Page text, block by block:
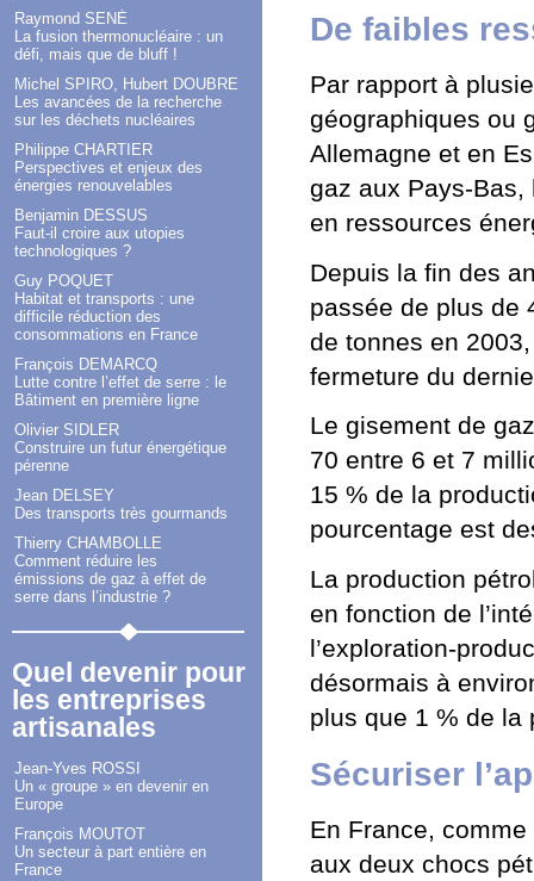
Raymond SENÉ
La fusion thermonucléaire : un
défi, mais que de bluff !
Michel SPIRO, Hubert DOUBRE
Les avancées de la recherche
sur les déchets nucléaires
Philippe CHARTIER
Perspectives et enjeux des
énergies renouvelables
Benjamin DESSUS
Faut-il croire aux utopies
technologiques ?
Guy POQUET
Habitat et transports : une
difficile réduction des
consommations en France
François DEMARCQ
Lutte contre l’effet de serre : le
Bâtiment en première ligne
Olivier SIDLER
Construire un futur énergétique
pérenne
Jean DELSEY
Des transports très gourmands
Thierry CHAMBOLLE
Comment réduire les
émissions de gaz à effet de
serre dans l’industrie ?
Quel devenir pour
les entreprises
artisanales
Jean-Yves ROSSI
Un « groupe » en devenir en
Europe
François MOUTOT
Un secteur à part entière en
France
De faibles
Par rapport à
géographiques ou
Allemagne et en
gaz aux Pays-
en ressources
Depuis la fin des
passée de plus de
de tonnes en
fermeture du
Le gisement de
70 entre 6 et 7
15 % de la
pourcentage est
La production
en fonction de
l’exploration-
désormais à
plus que 1 % de la
Sécuriser
En France,
aux deux chocs